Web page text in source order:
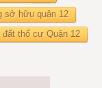
sở hữu quận 12
đất thổ cư Quận 12